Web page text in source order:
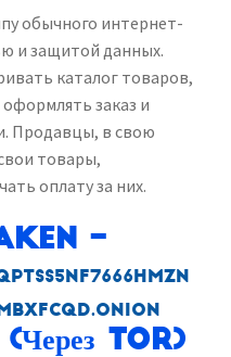
обычного интернет-
и защитой данных.
каталог товаров,
заказ и
Продавцы, в свою
товары,
оплату за них.
–
(Через Tor)